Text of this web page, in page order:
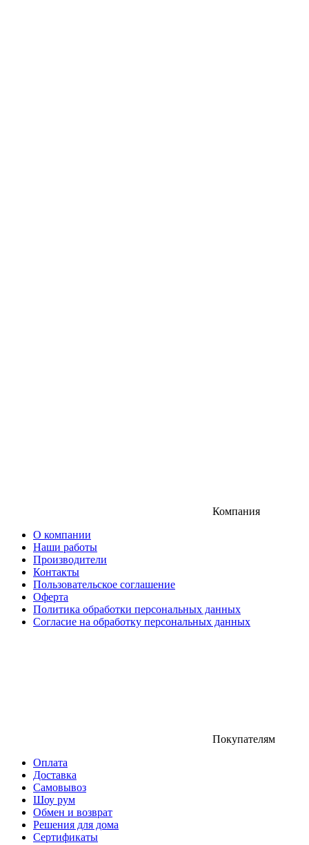
Компания
О компании
Наши работы
Производители
Контакты
Пользовательское соглашение
Оферта
Политика обработки персональных данных
Согласие на обработку персональных данных
Покупателям
Оплата
Доставка
Самовывоз
Шоу рум
Обмен и возврат
Решения для дома
Сертификаты